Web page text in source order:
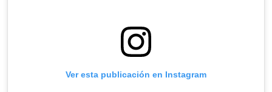
Ver esta publicación en Instagram